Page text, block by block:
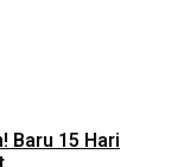
Baru 15 Hari